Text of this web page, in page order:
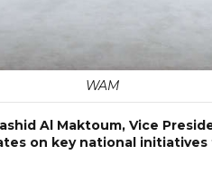
WAM
Al Maktoum, Vice
on key national